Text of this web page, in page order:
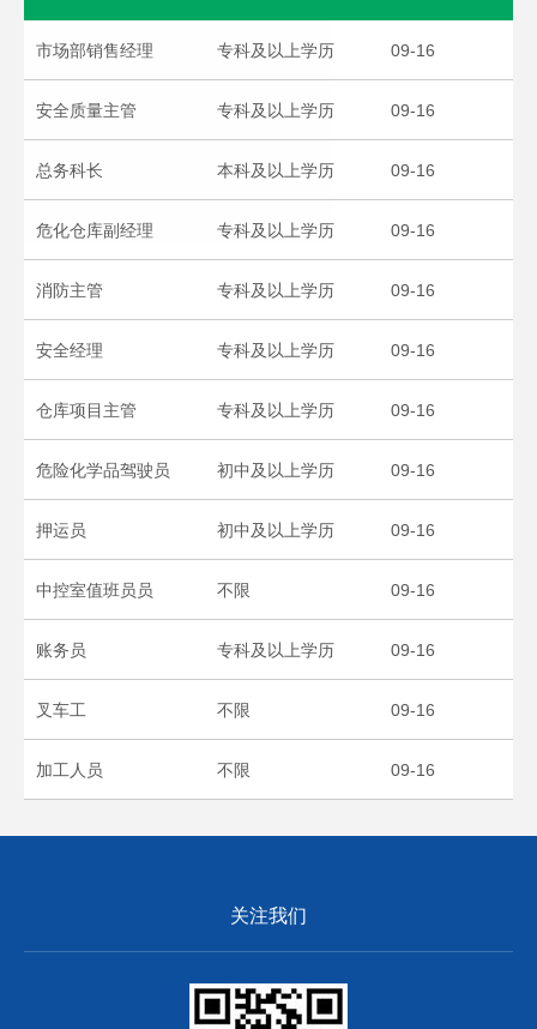
市场部销售经理 专科及以上学历 09-16
安全质量主管 专科及以上学历 09-16
总务科长 本科及以上学历 09-16
危化仓库副经理 专科及以上学历 09-16
消防主管 专科及以上学历 09-16
安全经理 专科及以上学历 09-16
仓库项目主管 专科及以上学历 09-16
危险化学品驾驶员 初中及以上学历 09-16
押运员 初中及以上学历 09-16
中控室值班员员 不限 09-16
账务员 专科及以上学历 09-16
叉车工 不限 09-16
加工人员 不限 09-16
关注我们